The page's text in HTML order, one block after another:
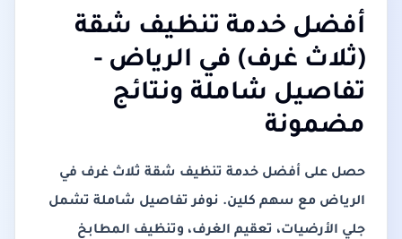
أفضل خدمة تنظيف شقة
(ثلاث غرف) في الرياض -
تفاصيل شاملة ونتائج
مضمونة
حصل على أفضل خدمة تنظيف شقة ثلاث غرف في
الرياض مع سهم كلين. نوفر تفاصيل شاملة تشمل
جلي الأرضيات، تعقيم الغرف، وتنظيف المطابخ